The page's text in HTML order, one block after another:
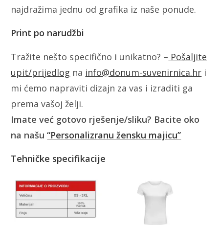
najdražima jednu od grafika iz naše ponude.
Print po narudžbi
Tražite nešto specifično i unikatno? – Pošaljite
upit/prijedlog na info@donum-suvenirnica.hr i
mi ćemo napraviti dizajn za vas i izraditi ga
prema vašoj želji.
Imate već gotovo rješenje/sliku? Bacite oko
na našu“Personalizranu žensku majicu”
Tehničke specifikacije